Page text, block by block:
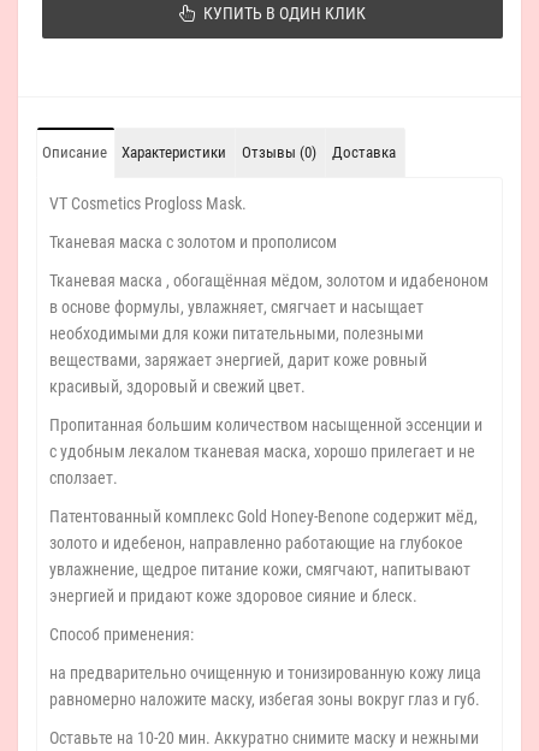
КУПИТЬ В ОДИН КЛИК
Описание Характеристики Отзывы (0) Доставка
VT Cosmetics Progloss Mask.
Тканевая маска с золотом и прополисом
Тканевая маска , обогащённая мёдом, золотом и идабеноном
в основе формулы, увлажняет, смягчает и насыщает
необходимыми для кожи питательными, полезными
веществами, заряжает энергией, дарит коже ровный
красивый, здоровый и свежий цвет.
Пропитанная большим количеством насыщенной эссенции и
с удобным лекалом тканевая маска, хорошо прилегает и не
сползает.
Патентованный комплекс Gold Honey-Benone содержит мёд,
золото и идебенон, направленно работающие на глубокое
увлажнение, щедрое питание кожи, смягчают, напитывают
энергией и придают коже здоровое сияние и блеск.
Способ применения:
на предварительно очищенную и тонизированную кожу лица
равномерно наложите маску, избегая зоны вокруг глаз и губ.
Оставьте на 10-20 мин. Аккуратно снимите маску и нежными